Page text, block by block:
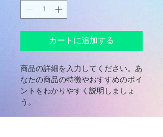
カートに追加する
商品の詳細を入力してください。あ
なたの商品の特徴やおすすめのポイ
ントをわかりやすく説明しましょ
う。